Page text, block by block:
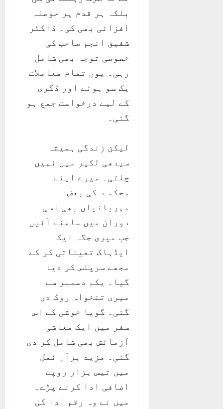
بلکہ ہر قدم پر حوصلہ
افزائی بھی کی۔ ڈاکٹر
شفیق انجم صاحب کی
خصوصی توجہ بھی شامل
رہی۔ یوں تمام معاملات
یک سو ہوئے اور ڈگری
کے لیے درخواست جمع ہو
گئی۔
لیکن زندگی ہمیشہ
سیدھی لکیر میں نہیں
چلتی۔ میرے اپنے
محکمے کی بعض
مہربانیاں بھی اسی
دوران میں سامنے آئیں
جب میری جگہ ایک
ایڈہاک تعیناتی کر کے
مجھے سرپلس کر دیا
گیا۔ یکم دسمبر سے
میری تنخواہ روک دی
گئی۔ گویا خوشی کے اس
سفر میں ایک معاشی
آزمائش بھی شامل کر دی
گئی۔ مزید برآں نمل
میں تیس ہزار روپے
اضافی ادا کرنے پڑے۔
میں نے وہ رقم ادا کی